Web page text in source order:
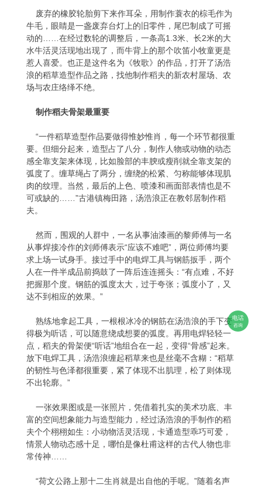
电话
咨询
废弃的橡胶轮胎剪下来作耳朵，用制作蓑衣的棕毛作为
牛毛，眼睛是一盏废弃台灯上的旧零件，尾巴制成了可摇
动的……在经过数轮的调整后，一条高1.3米、长2米的大
水牛活灵活现地出现了，而牛背上的那个吹笛小牧童更是
惹人喜爱。也正是这件名为《牧歌》的作品，打开了汤浩
浪的稻草造型作品之路，找他制作稻夫的新农村屋场、农
场与农庄络绎不绝。
制作稻夫骨架最重要
“一件稻草造型作品要做得惟妙惟肖，每一个环节都很重
要。但细分起来，造型占了八分，制作人物或动物的动态
感全靠支架来体现，比如脸部的丰腴或瘦削就全靠支架的
弧度了。缠草绳占了两分，缠绕的松紧、匀称能够体现肌
肉的纹理。当然，最后的上色、喷漆和画面部表情也是不
可或缺的……”古港镇梅田路，汤浩浪正在教邻居制作稻
夫。
然而，围观的人群中，一名从事油漆画的黎师傅与一名
从事焊接冷作的刘师傅表示“应该不难吧”，两位师傅均要
求上场一试身手。接过手中的电焊工具与钢筋扳手，两个
人在一件半成品前捣鼓了一阵后连连摇头：“有点难，不好
把握那个度。钢筋的弧度太大，过于夸张；弧度小了，又
达不到相应的效果。”
熟练地拿起工具，一根根冰冷的钢筋在汤浩浪的手下变
得极为听话，可以随意绕成想要的弧度。再用电焊轻轻一
点，稻夫的骨架便“听话”地组合在一起，变得“骨感”起来。
放下电焊工具，汤浩浪缠起稻草来也是丝毫不含糊：“稻草
的韧性与色泽都很重要，紧了体现不出肌理，松了则体现
不出轮廓。”
一张效果图或是一张照片，凭借着扎实的美术功底、丰
富的空间想象能力与造型能力，经过汤浩浪的手制作的稻
夫个个栩栩如生：小动物活灵活现，卡通造型乖巧可爱，
情景人物动态感十足，哪怕是像杜甫这样的古代人物也非
常传神……
“荷文公路上那十二生肖就是出自他的手呢。”随着名声